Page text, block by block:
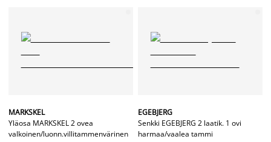
MARKSKEL
Yläosa MARKSKEL 2 ovea
valkoinen/luonn.villitammenvärinen
EGEBJERG
Senkki EGEBJERG 2 laatik. 1 ovi
harmaa/vaalea tammi